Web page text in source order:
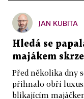
JAN KUBITA
Hledá se
majákem
Před několika dny
přihnalo obří
blikajícím